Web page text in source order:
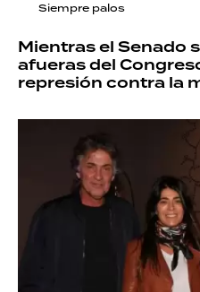
Siempre palos
Mientras el Senado
afueras del
represión contra la